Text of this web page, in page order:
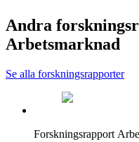
Andra
Arbetsmarknad
Se alla forskningsrapporter
Forskningsrapport